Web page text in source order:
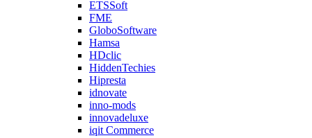
ETSSoft
FME
GloboSoftware
Hamsa
HDclic
HiddenTechies
Hipresta
idnovate
inno-mods
innovadeluxe
iqit Commerce